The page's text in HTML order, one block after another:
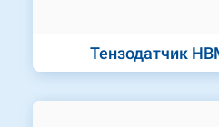
Тензодатчик